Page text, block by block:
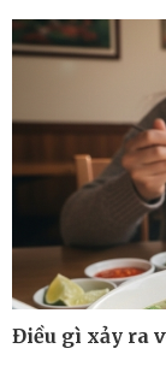
Điều gì xảy ra